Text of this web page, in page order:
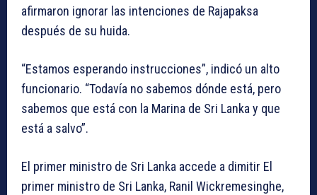
afirmaron ignorar las intenciones de Rajapaksa
después de su huida.
“Estamos esperando instrucciones”, indicó un alto
funcionario. “Todavía no sabemos dónde está, pero
sabemos que está con la Marina de Sri Lanka y que
está a salvo”.
El primer ministro de Sri Lanka accede a dimitir El
primer ministro de Sri Lanka, Ranil Wickremesinghe,